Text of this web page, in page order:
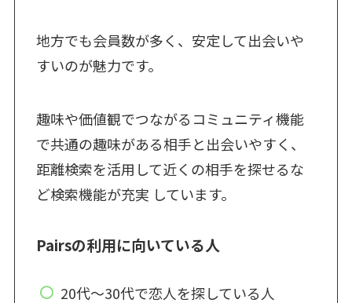
地方でも会員数が多く、安定して出会いや
すいのが魅力です。
趣味や価値観でつながるコミュニティ機能
で共通の趣味がある相手と出会いやすく、
距離検索を活用して近くの相手を探せるな
ど検索機能が充実 しています。
Pairsの利用に向いている人
20代〜30代で恋人を探している人